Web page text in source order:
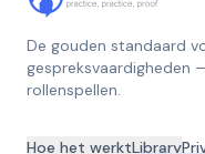
De gouden standaard
gespreksvaardigheden
rollenspellen.
Hoe het werktLibrary